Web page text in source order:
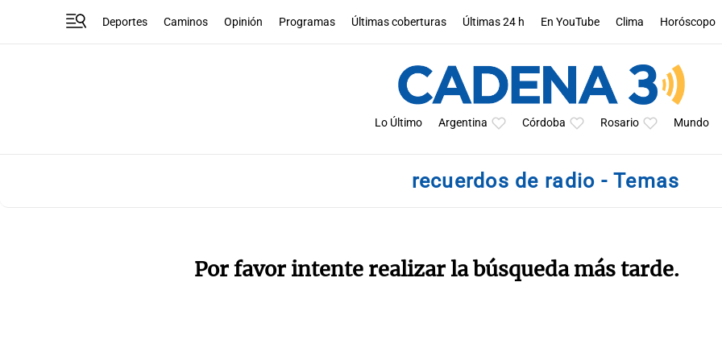
Deportes Caminos Opinión Programas Últimas coberturas Últimas 24 h En YouTube Clima Horóscopo
Lo Último Argentina Córdoba Rosario Mundo
recuerdos de radio - Temas
Por favor intente realizar la búsqueda más tarde.